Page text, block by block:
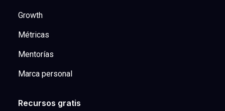
Growth
Métricas
Mentorías
Marca personal
Recursos gratis